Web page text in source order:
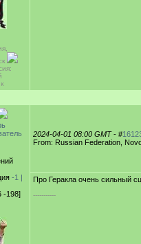
-1 |
-198]
2024-04-01 08:00 GMT- #
From: Russian Federation,
Про Геракла очень сильный
-----------